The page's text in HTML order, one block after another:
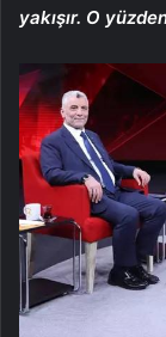
yakışır. O